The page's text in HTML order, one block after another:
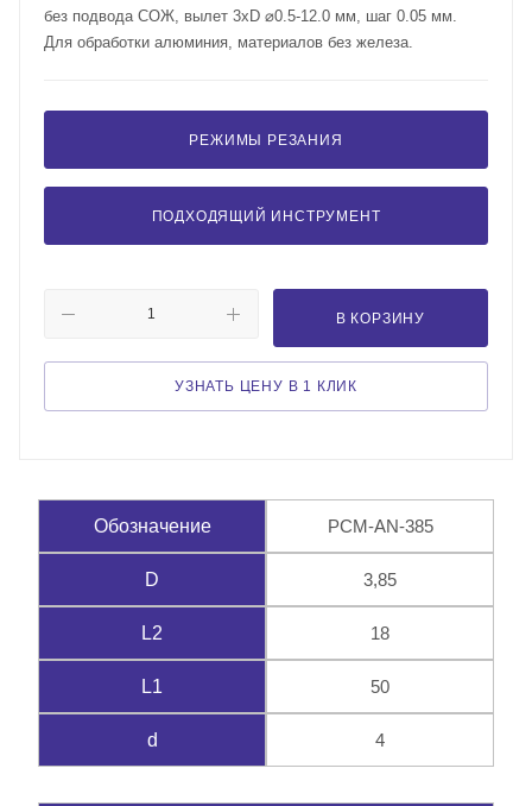
без подвода СОЖ, вылет 3xD ⌀0.5-12.0 мм, шаг 0.05 мм.
Для обработки алюминия, материалов без железа.
РЕЖИМЫ РЕЗАНИЯ
ПОДХОДЯЩИЙ ИНСТРУМЕНТ
В КОРЗИНУ
УЗНАТЬ ЦЕНУ В 1 КЛИК
Обозначение PCM-AN-385
D 3,85
L2 18
L1 50
d 4